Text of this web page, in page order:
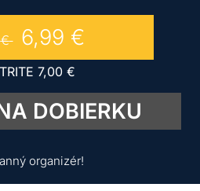
€ 6,99 €
7,00 €
DOBIERKU
organizér!